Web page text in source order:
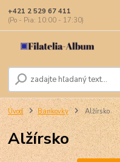
+421 2 529 67 411
(Po - Pia: 10:00 - 17:30)
Úvod Bankovky Alžírsko
Alžírsko